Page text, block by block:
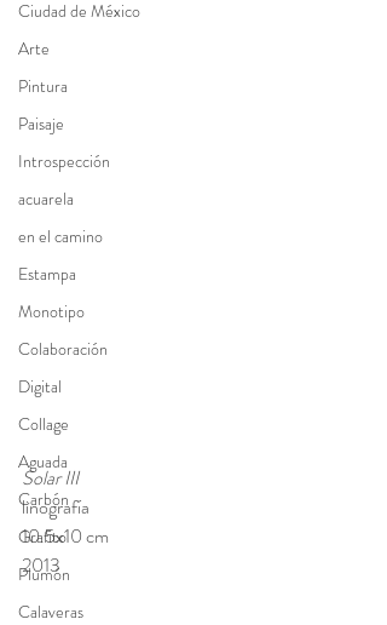
Ciudad de México
Arte
Pintura
Paisaje
Introspección
acuarela
en el camino
Estampa
Monotipo
Colaboración
Digital
Collage
Aguada
Carbón
Grafito
Plumón
Calaveras
Solar III
linografía
10.5x10 cm
2013